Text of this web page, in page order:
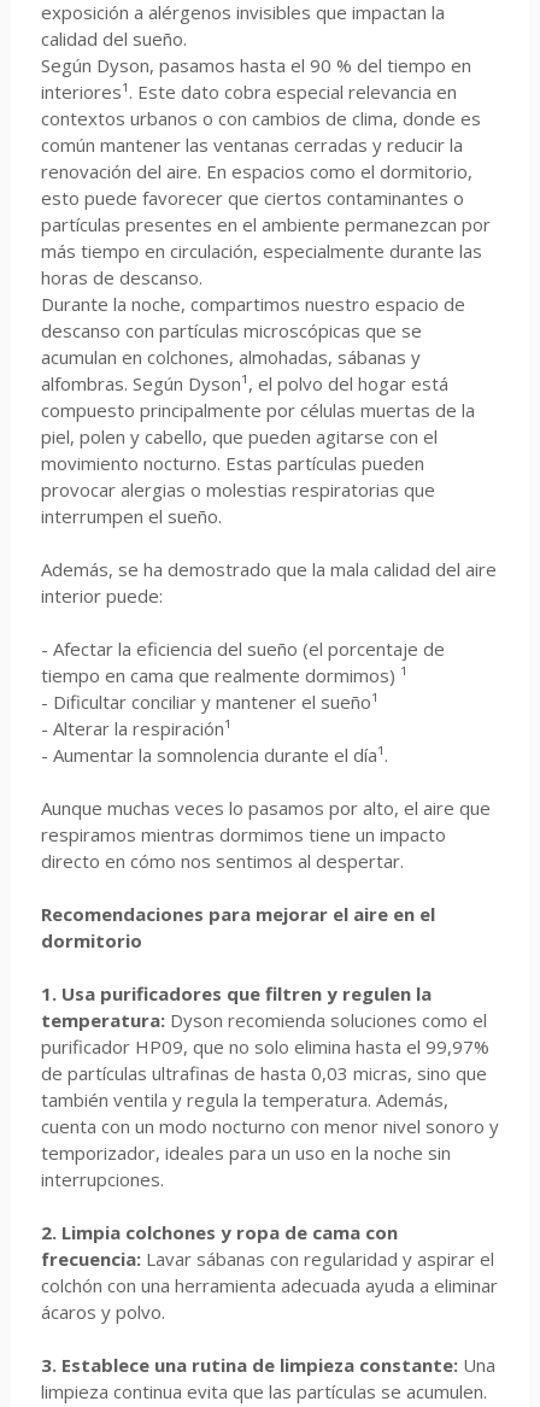
exposición a alérgenos invisibles que impactan la
calidad del sueño.
Según Dyson, pasamos hasta el 90 % del tiempo en
interiores¹. Este dato cobra especial relevancia en
contextos urbanos o con cambios de clima, donde es
común mantener las ventanas cerradas y reducir la
renovación del aire. En espacios como el dormitorio,
esto puede favorecer que ciertos contaminantes o
partículas presentes en el ambiente permanezcan por
más tiempo en circulación, especialmente durante las
horas de descanso.
Durante la noche, compartimos nuestro espacio de
descanso con partículas microscópicas que se
acumulan en colchones, almohadas, sábanas y
alfombras. Según Dyson¹, el polvo del hogar está
compuesto principalmente por células muertas de la
piel, polen y cabello, que pueden agitarse con el
movimiento nocturno. Estas partículas pueden
provocar alergias o molestias respiratorias que
interrumpen el sueño.
Además, se ha demostrado que la mala calidad del aire
interior puede:
- Afectar la eficiencia del sueño (el porcentaje de
tiempo en cama que realmente dormimos) ¹
- Dificultar conciliar y mantener el sueño¹
- Alterar la respiración¹
- Aumentar la somnolencia durante el día¹.
Aunque muchas veces lo pasamos por alto, el aire que
respiramos mientras dormimos tiene un impacto
directo en cómo nos sentimos al despertar.
Recomendaciones para mejorar el aire en el
dormitorio
1. Usa purificadores que filtren y regulen la
temperatura:Dyson recomienda soluciones como el
purificador HP09, que no solo elimina hasta el 99,97%
de partículas ultrafinas de hasta 0,03 micras, sino que
también ventila y regula la temperatura. Además,
cuenta con un modo nocturno con menor nivel sonoro y
temporizador, ideales para un uso en la noche sin
interrupciones.
2. Limpia colchones y ropa de cama con
frecuencia: Lavar sábanas con regularidad y aspirar el
colchón con una herramienta adecuada ayuda a eliminar
ácaros y polvo.
3. Establece una rutina de limpieza constante: Una
limpieza continua evita que las partículas se acumulen.